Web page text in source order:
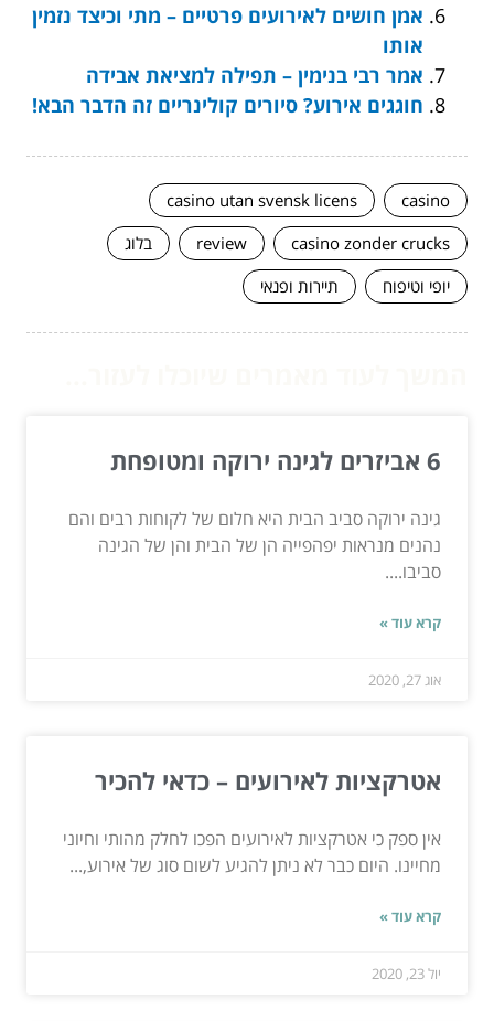
אמן חושים לאירועים פרטיים – מתי וכיצד נזמין
אותו
אמר רבי בנימין – תפילה למציאת אבידה
חוגגים אירוע? סיורים קולינריים זה הדבר הבא!
casino
casino utan svensk licens
casino zonder crucks
review
בלוג
יופי וטיפוח
תיירות ופנאי
6 אביזרים לגינה ירוקה ומטופחת
גינה ירוקה סביב הבית היא חלום של לקוחות רבים והם
נהנים מנראות יפהפייה הן של הבית והן של הגינה
סביבו....
קרא עוד »
אוג 27, 2020
אטרקציות לאירועים – כדאי להכיר
אין ספק כי אטרקציות לאירועים הפכו לחלק מהותי וחיוני
מחיינו. היום כבר לא ניתן להגיע לשום סוג של אירוע,...
קרא עוד »
יול 23, 2020